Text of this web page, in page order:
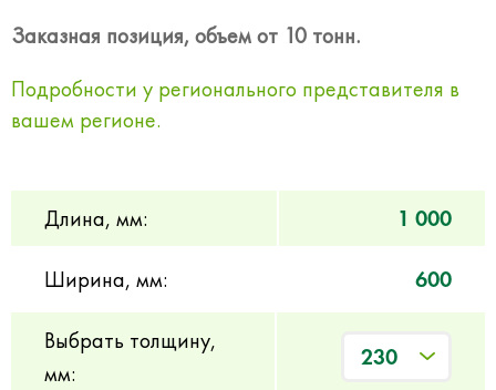
Заказная позиция, объем от 10 тонн.
Подробности у регионального представителя в
вашем регионе.
Длина, мм: 1 000
Ширина, мм: 600
Выбрать толщину,
мм:
230